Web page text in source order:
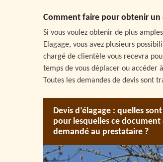
Comment faire pour obtenir un
Si vous voulez obtenir de plus
Elagage, vous avez plusieurs
chargé de clientèle vous recevra
temps de vous déplacer ou accéder
Toutes les demandes de devis sont
Devis d’élagage : quelles
pour lesquelles ce
demandé au prestataire ?